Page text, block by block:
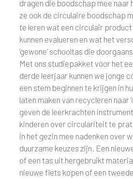
dragen die boodschap mee naar
ze ook de circulaire boodschap
te leren wat een circulair product
kunnen evalueren en wat het
‘gewone’ schooltas die
Met ons studiepakket voor het
derde leerjaar kunnen we jonge
een stem beginnen te krijgen in
laten maken van recycleren naar
geven de leerkrachten
kinderen over circulariteit te
in het gezin mee nadenken over
duurzame keuzes zijn. Een
of een tas uit hergebruikt
nieuwe fiets kopen of een